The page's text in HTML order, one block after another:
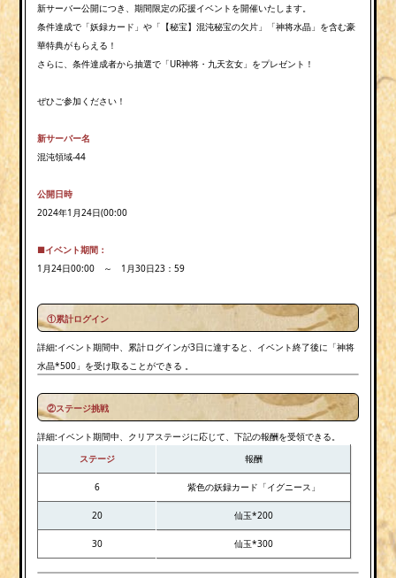
新サーバー公開につき、期間限定の応援イベントを開催いたします。
条件達成で「妖録カード」や「【秘宝】混沌秘宝の欠片」「神将水晶」を含む豪
華特典がもらえる！
さらに、条件達成者から抽選で「UR神将・九天玄女」をプレゼント！
ぜひご参加ください！
新サーバー名
混沌領域-44
公開日時
2024年1月24日(00:00
■イベント期間 ：
1月24日00:00 ～ 1月30日23：59
①累計ログイン
詳細:イベント期間中、累計ログインが3日に達すると、イベント終了後に「神将
水晶*500」を受け取ることができる 。
②ステージ挑戦
詳細:イベント期間中、クリアステージに応じて、下記の報酬を受領できる。
ステージ
報酬
6 紫色の妖録カード「イグニース」
20 仙玉*200
30 仙玉*300